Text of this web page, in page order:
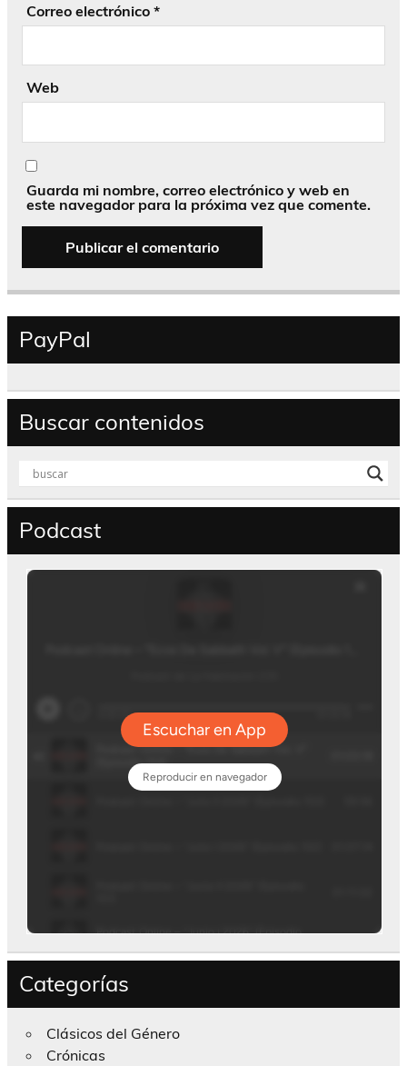
Correo electrónico *
Web
Guarda mi nombre, correo electrónico y web en
este navegador para la próxima vez que comente.
PayPal
Buscar contenidos
Podcast
Categorías
Clásicos del Género
Crónicas